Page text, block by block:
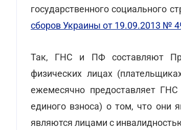
государственного социального
сборов Украины от 19.09.2013 №
Так, ГНС и ПФ составляют
физических лицах
ежемесячно предоставляет
единого взноса) о том, что они
являются лицами с